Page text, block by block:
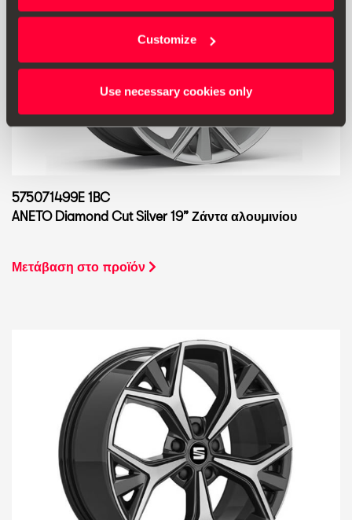
Customize
Use necessary cookies only
575071499E 1BC
ANETO Diamond Cut Silver 19” Ζάντα αλουμινίου
Μετάβαση στο προϊόν